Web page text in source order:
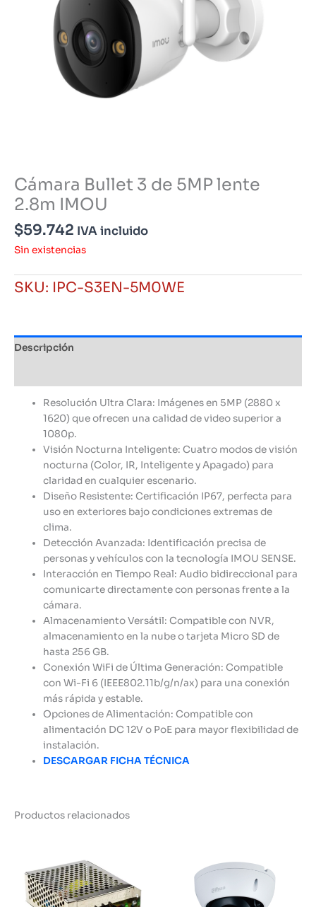
Cámara Bullet 3 de 5MP lente
2.8m IMOU
$59.742 IVA incluido
Sin existencias
SKU: IPC-S3EN-5M0WE
Descripción
Resolución Ultra Clara: Imágenes en 5MP (2880 x
1620) que ofrecen una calidad de video superior a
1080p.
Visión Nocturna Inteligente: Cuatro modos de visión
nocturna (Color, IR, Inteligente y Apagado) para
claridad en cualquier escenario.
Diseño Resistente: Certificación IP67, perfecta para
uso en exteriores bajo condiciones extremas de
clima.
Detección Avanzada: Identificación precisa de
personas y vehículos con la tecnología IMOU SENSE.
Interacción en Tiempo Real: Audio bidireccional para
comunicarte directamente con personas frente a la
cámara.
Almacenamiento Versátil: Compatible con NVR,
almacenamiento en la nube o tarjeta Micro SD de
hasta 256 GB.
Conexión WiFi de Última Generación: Compatible
con Wi-Fi 6 (IEEE802.11b/g/n/ax) para una conexión
más rápida y estable.
Opciones de Alimentación: Compatible con
alimentación DC 12V o PoE para mayor flexibilidad de
instalación.
DESCARGAR FICHA TÉCNICA
Productos relacionados